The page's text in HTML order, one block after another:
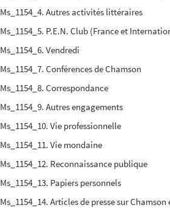
Ms_1154_4. Autres activités littéraires
Ms_1154_5. P.E.N. Club (France et
Ms_1154_6. Vendredi
Ms_1154_7. Conférences de Chamson
Ms_1154_8. Correspondance
Ms_1154_9. Autres engagements
Ms_1154_10. Vie professionnelle
Ms_1154_11. Vie mondaine
Ms_1154_12. Reconnaissance publique
Ms_1154_13. Papiers personnels
Ms_1154_14. Articles de presse sur